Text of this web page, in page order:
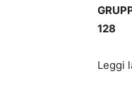
128
Leggi